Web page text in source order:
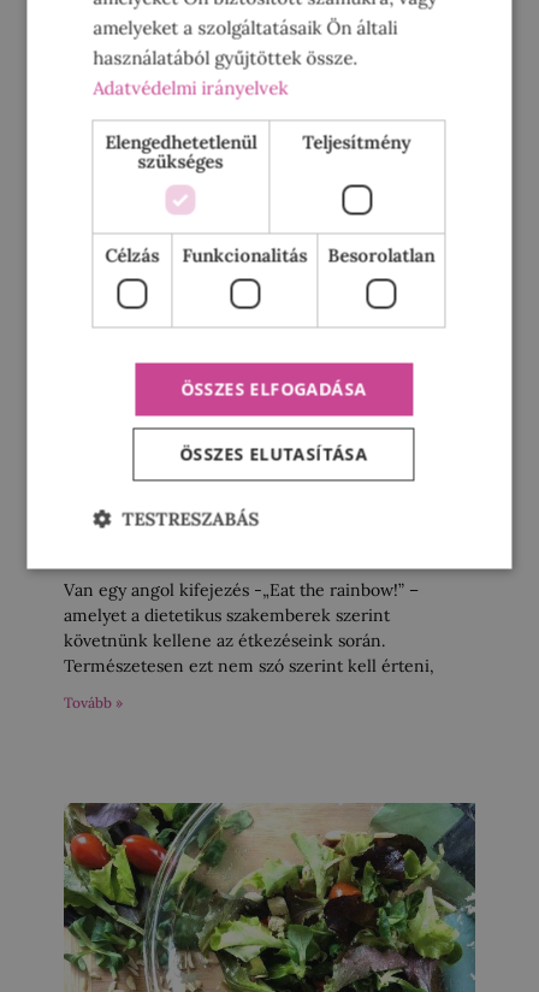
Fald fel a szivárványt!
Van egy angol kifejezés -„Eat the rainbow!” –
amelyet a dietetikus szakemberek szerint
követnünk kellene az étkezéseink során.
Természetesen ezt nem szó szerint kell érteni,
Tovább »
amelyeket a szolgáltatásaik Ön általi
használatából gyűjtöttek össze.
Adatvédelmi irányelvek
Elengedhetetlenül
szükséges
Teljesítmény
Célzás Funkcionalitás Besorolatlan
ÖSSZES ELFOGADÁSA
ÖSSZES ELUTASÍTÁSA
TESTRESZABÁS